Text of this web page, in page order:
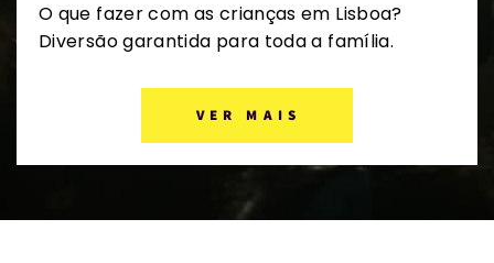
O que fazer com as crianças em Lisboa?
Diversão garantida para toda a família.
VER MAIS